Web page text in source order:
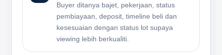
Buyer ditanya bajet, pekerjaan, status
pembiayaan, deposit, timeline beli dan
kesesuaian dengan status lot supaya
viewing lebih berkualiti.